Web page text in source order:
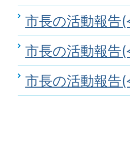
市長の活動報告
市長の活動報告
市長の活動報告